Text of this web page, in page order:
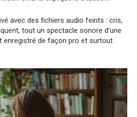
avec des fichiers audio feints : cris,
tout un spectacle sonore d’une
enregistré de façon pro et surtout